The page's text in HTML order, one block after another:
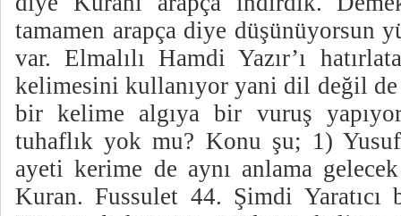
tamamen arapça diye düşünüyorsun
var. Elmalılı Hamdi Yazır’ı
kelimesini kullanıyor yani dil değil de
bir kelime algıya bir vuruş
tuhaflık yok mu? Konu şu; 1)
ayeti kerime de aynı anlama
Kuran. Fussulet 44. Şimdi Yaratıcı